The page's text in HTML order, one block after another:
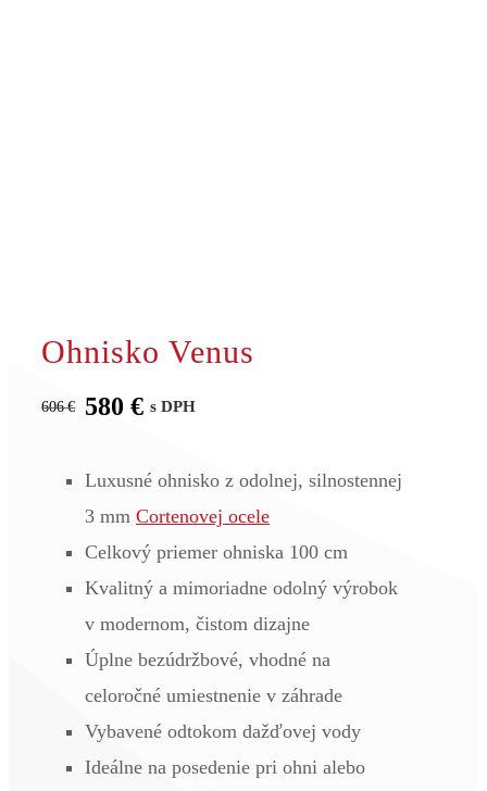
Ohnisko Venus
606€
Pôvodná
bola:
606 €.
580€
Aktuálna
je:
580 €.
s DPH
Luxusné ohnisko z odolnej, silnostennej
3 mm Cortenovej ocele
Celkový priemer ohniska 100 cm
Kvalitný a mimoriadne odolný výrobok
v modernom, čistom dizajne
Úplne bezúdržbové, vhodné na
celoročné umiestnenie v záhrade
Vybavené odtokom dažďovej vody
Ideálne na posedenie pri ohni alebo